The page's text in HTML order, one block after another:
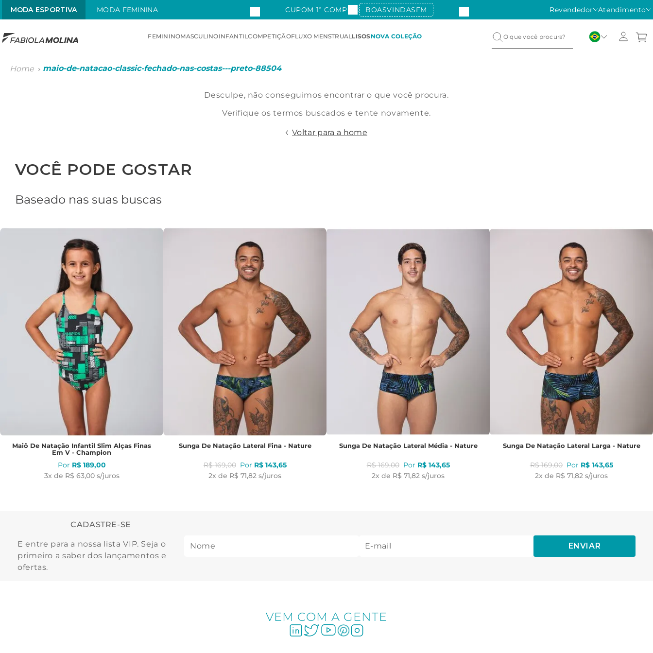
MODA ESPORTIVA MODA FEMININA CUPOM 1ª COMPRA: BOASVINDASFM FRETE GRÁTIS em compras acima de R$450
Revendedor Atendimento
FEMININOMASCULINOINFANTILCOMPETIÇÃOFLUXO MENSTRUALLISOSNOVA COLEÇÃO
maio-de-natacao-classic-fechado-nas-costas---preto-88504
Desculpe, não conseguimos encontrar o que você procura.
Verifique os termos buscados e tente novamente.
Voltar para a home
VOCÊ PODE GOSTAR
Baseado nas suas buscas
Maiô De Natação Infantil Slim Alças Finas
Em V - Champion
R$ 189,00
3x de R$ 63,00 s/juros
Sunga De Natação Lateral Fina - Nature
R$ 169,00 R$ 143,65
2x de R$ 71,82 s/juros
Sunga De Natação Lateral Média - Nature
R$ 169,00 R$ 143,65
2x de R$ 71,82 s/juros
Sunga De Natação Lateral Larga - Nature
R$ 169,00 R$ 143,65
2x de R$ 71,82 s/juros
CADASTRE-SE
E entre para a nossa lista VIP. Seja o
primeiro a saber dos lançamentos e
ofertas.
ENVIAR
VEM COM A GENTE
1º sunquini
6 º chamas